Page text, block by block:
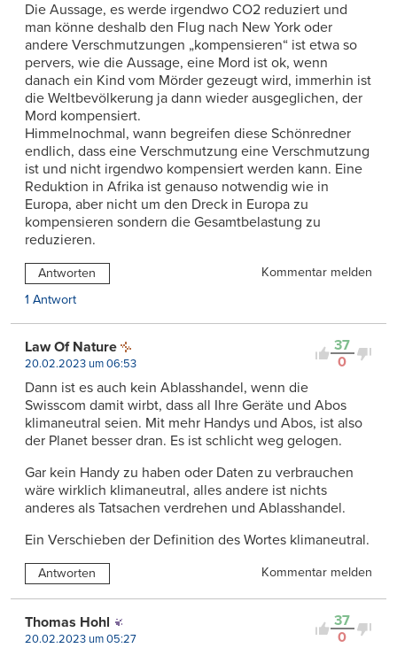
Die Aussage, es werde irgendwo CO2 reduziert und
man könne deshalb den Flug nach New York oder
andere Verschmutzungen „kompensieren“ ist etwa so
pervers, wie die Aussage, eine Mord ist ok, wenn
danach ein Kind vom Mörder gezeugt wird, immerhin ist
die Weltbevölkerung ja dann wieder ausgeglichen, der
Mord kompensiert.
Himmelnochmal, wann begreifen diese Schönredner
endlich, dass eine Verschmutzung eine Verschmutzung
ist und nicht irgendwo kompensiert werden kann. Eine
Reduktion in Afrika ist genauso notwendig wie in
Europa, aber nicht um den Dreck in Europa zu
kompensieren sondern die Gesamtbelastung zu
reduzieren.
Antworten
Kommentar melden
1 Antwort
37
0
Law Of Nature
20.02.2023 um 06:53
Dann ist es auch kein Ablasshandel, wenn die
Swisscom damit wirbt, dass all Ihre Geräte und Abos
klimaneutral seien. Mit mehr Handys und Abos, ist also
der Planet besser dran. Es ist schlicht weg gelogen.
Gar kein Handy zu haben oder Daten zu verbrauchen
wäre wirklich klimaneutral, alles andere ist nichts
anderes als Tatsachen verdrehen und Ablasshandel.
Ein Verschieben der Definition des Wortes klimaneutral.
Antworten Kommentar melden
37
0
Thomas Hohl
20.02.2023 um 05:27